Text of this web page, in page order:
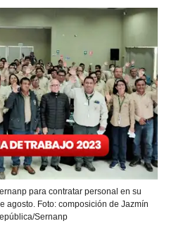
para contratar personal en su
agosto. Foto: composición de Jazmín
Sernanp